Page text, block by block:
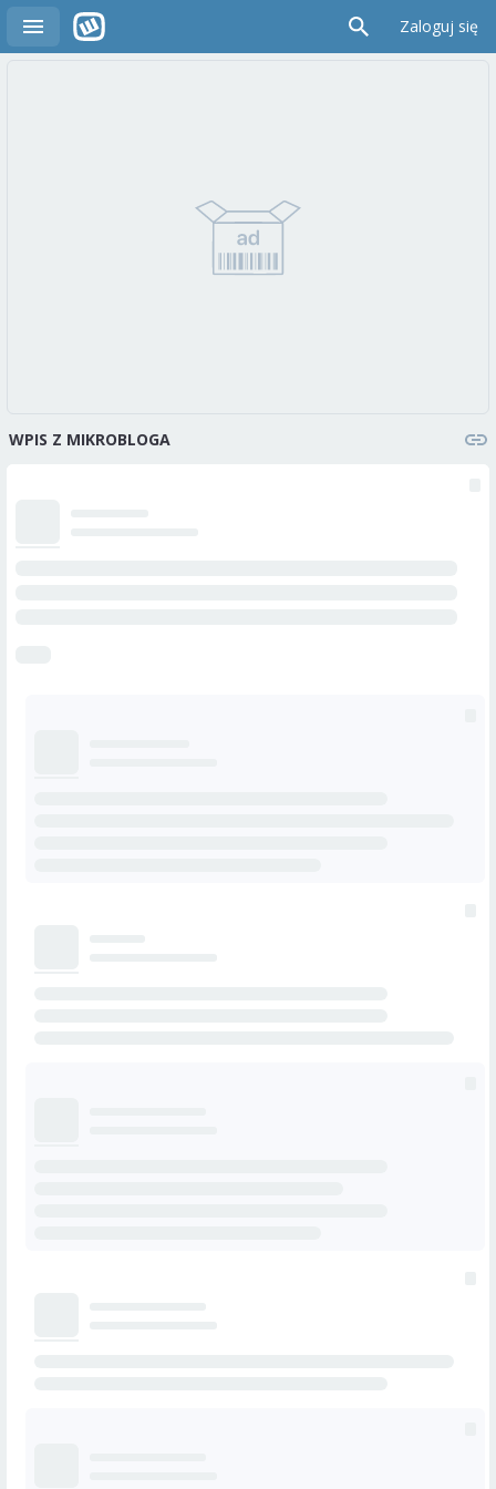
Zaloguj się
WPIS Z MIKROBLOGA